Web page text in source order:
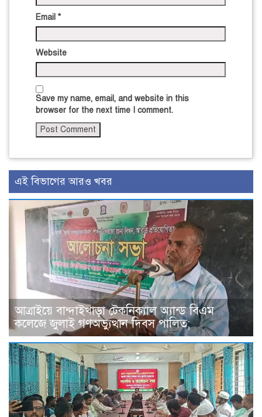
Email *
Website
Save my name, email, and website in this
browser for the next time I comment.
এই বিভাগের আরও খবর
আত্রাইয়ে বান্দাইখাড়া টেকনিক্যাল অ্যান্ড বিএম
কলেজে জুলাই গণঅভ্যুত্থান দিবস পালিত;